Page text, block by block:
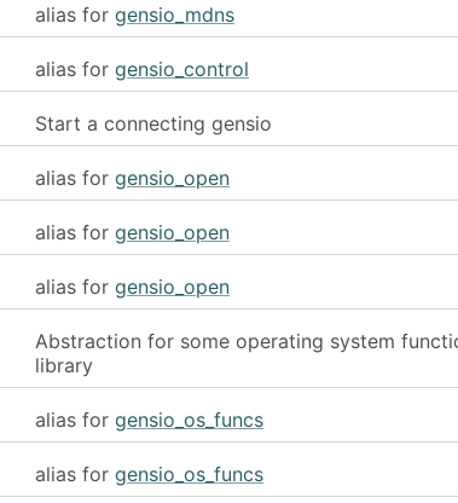
alias for gensio_mdns
alias for gensio_control
Start a connecting gensio
alias for gensio_open
alias for gensio_open
alias for gensio_open
Abstraction for some operating system
library
alias for gensio_os_funcs
alias for gensio_os_funcs